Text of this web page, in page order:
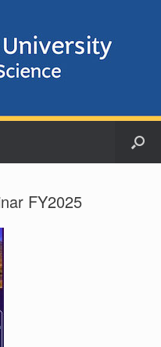
FY2025